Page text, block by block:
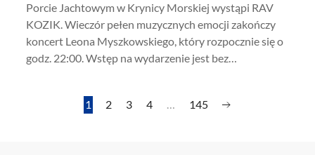
Porcie Jachtowym w Krynicy Morskiej wystąpi RAV
KOZIK. Wieczór pełen muzycznych emocji zakończy
koncert Leona Myszkowskiego, który rozpocznie się o
godz. 22:00. Wstęp na wydarzenie jest bez…
1 2 3 4 … 145